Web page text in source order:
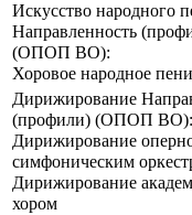
Искусство народного
Направленность
(ОПОП ВО):
Хоровое народное
Дирижирование
(профили) (ОПОП ВО):
Дирижирование
симфоническим
Дирижирование
хором